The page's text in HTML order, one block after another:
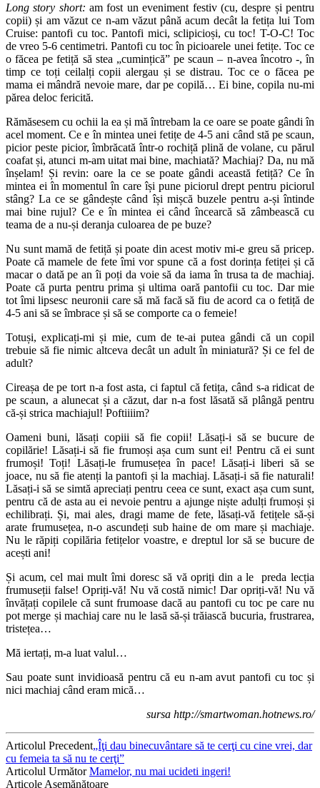
Long story short: am fost un eveniment festiv (cu, despre și pentru
copii) și am văzut ce n-am văzut până acum decât la fetița lui Tom
Cruise: pantofi cu toc. Pantofi mici, sclipicioși, cu toc! T-O-C! Toc
de vreo 5-6 centimetri. Pantofi cu toc în picioarele unei fetițe. Toc ce
o făcea pe fetiță să stea „cumințică” pe scaun – n-avea încotro -, în
timp ce toți ceilalți copii alergau și se distrau. Toc ce o făcea pe
mama ei mândră nevoie mare, dar pe copilă… Ei bine, copila nu-mi
părea deloc fericită.
Rămăsesem cu ochii la ea și mă întrebam la ce oare se poate gândi în
acel moment. Ce e în mintea unei fetițe de 4-5 ani când stă pe scaun,
picior peste picior, îmbrăcată într-o rochiță plină de volane, cu părul
coafat și, atunci m-am uitat mai bine, machiată? Machiaj? Da, nu mă
înșelam! Și revin: oare la ce se poate gândi această fetiță? Ce în
mintea ei în momentul în care își pune piciorul drept pentru piciorul
stâng? La ce se gândește când își mișcă buzele pentru a-și întinde
mai bine rujul? Ce e în mintea ei când încearcă să zâmbească cu
teama de a nu-și deranja culoarea de pe buze?
Nu sunt mamă de fetiță și poate din acest motiv mi-e greu să pricep.
Poate că mamele de fete îmi vor spune că a fost dorința fetiței și că
macar o dată pe an îi poți da voie să da iama în trusa ta de machiaj.
Poate că purta pentru prima și ultima oară pantofii cu toc. Dar mie
tot îmi lipsesc neuronii care să mă facă să fiu de acord ca o fetiță de
4-5 ani să se îmbrace și să se comporte ca o femeie!
Totuși, explicați-mi și mie, cum de te-ai putea gândi că un copil
trebuie să fie nimic altceva decât un adult în miniatură? Și ce fel de
adult?
Cireașa de pe tort n-a fost asta, ci faptul că fetița, când s-a ridicat de
pe scaun, a alunecat și a căzut, dar n-a fost lăsată să plângă pentru
că-și strica machiajul! Poftiiiim?
Oameni buni, lăsați copiii să fie copii! Lăsați-i să se bucure de
copilărie! Lăsați-i să fie frumoși așa cum sunt ei! Pentru că ei sunt
frumoși! Toți! Lăsați-le frumusețea în pace! Lăsați-i liberi să se
joace, nu să fie atenți la pantofi și la machiaj. Lăsați-i să fie naturali!
Lăsați-i să se simtă apreciați pentru ceea ce sunt, exact așa cum sunt,
pentru că de asta au ei nevoie pentru a ajunge niște adulți frumoși și
echilibrați. Și, mai ales, dragi mame de fete, lăsați-vă fetițele să-și
arate frumusețea, n-o ascundeți sub haine de om mare și machiaje.
Nu le răpiți copilăria fetițelor voastre, e dreptul lor să se bucure de
acești ani!
Și acum, cel mai mult îmi doresc să vă opriți din a le preda lecția
frumuseții false! Opriți-vă! Nu vă costă nimic! Dar opriți-vă! Nu vă
învățați copilele că sunt frumoase dacă au pantofi cu toc pe care nu
pot merge și machiaj care nu le lasă să-și trăiască bucuria, frustrarea,
tristețea…
Mă iertați, m-a luat valul…
Sau poate sunt invidioasă pentru că eu n-am avut pantofi cu toc și
nici machiaj când eram mică…
sursa http://smartwoman.hotnews.ro/
Articolul Precedent„Îţi dau binecuvântare să te cerţi cu cine vrei, dar
cu femeia ta să nu te cerţi”
Articolul UrmătorMamelor, nu mai ucideti ingeri!
Articole Asemănătoare